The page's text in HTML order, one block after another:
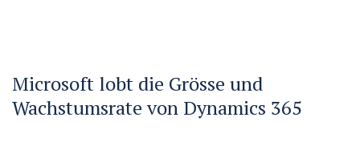
Microsoft lobt die Grösse und
Wachstumsrate von Dynamics 365